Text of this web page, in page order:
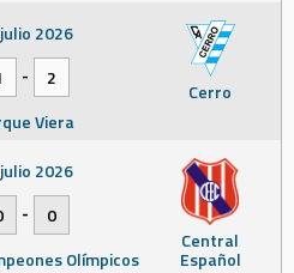
Cerro
2026
-
2
Viera
Central
Español
2026
-
0
Olímpicos